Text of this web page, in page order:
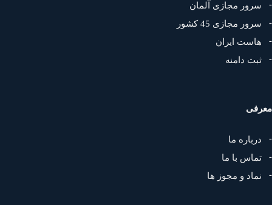
سرور مجازی آلمان
سرور مجازی 45 کشور
هاست ایران
ثبت دامنه
درباره ما
تماس با ما
نماد و مجوز ها